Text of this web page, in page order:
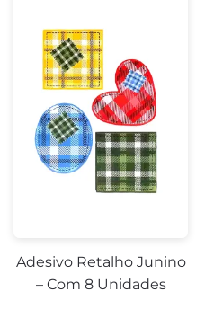
Adesivo Retalho Junino
– Com 8 Unidades